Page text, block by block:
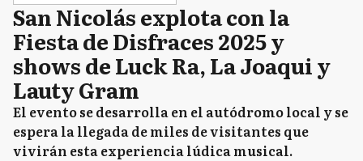
San Nicolás explota con la
Fiesta de Disfraces 2025 y
shows de Luck Ra, La Joaqui y
Lauty Gram
El evento se desarrolla en el autódromo local y se
espera la llegada de miles de visitantes que
vivirán esta experiencia lúdica musical.